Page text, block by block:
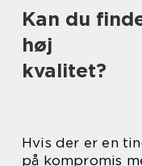
Kan du
høj
kvalitet?
Hvis der er en
på kompromis